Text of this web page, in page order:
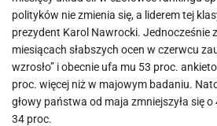
Czarnka
[SONDAŻ]
polityków nie zmienia się, a liderem tej
prezydent Karol Nawrocki. Jednocześnie
miesiącach słabszych ocen w czerwcu
wzrosło” i obecnie ufa mu 53 proc.
proc. więcej niż w majowym badaniu.
głowy państwa od maja zmniejszyła się
34 proc.